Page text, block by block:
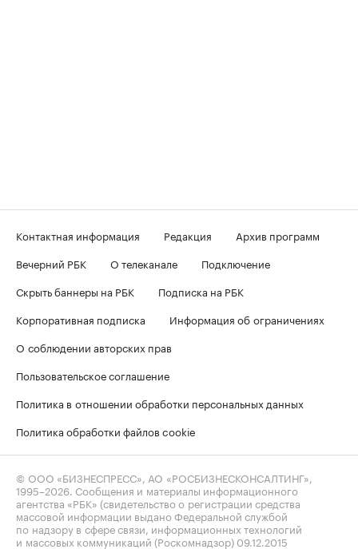
Контактная информация Редакция
Архив программ
Вечерний РБК
О телеканале
Подключение
Скрыть баннеры на РБК
Подписка на РБК
Корпоративная подписка
Информация об ограничениях
О соблюдении авторских прав
Пользовательское соглашение
Политика в отношении обработки персональных данных
Политика обработки файлов cookie
© ООО «БИЗНЕСПРЕСС», АО «РОСБИЗНЕСКОНСАЛТИНГ»,
1995–2026. Сообщения и материалы информационного
агентства «РБК» (свидетельство о регистрации средства
массовой информации выдано Федеральной службой
по надзору в сфере связи, информационных технологий
и массовых коммуникаций (Роскомнадзор) 09.12.2015